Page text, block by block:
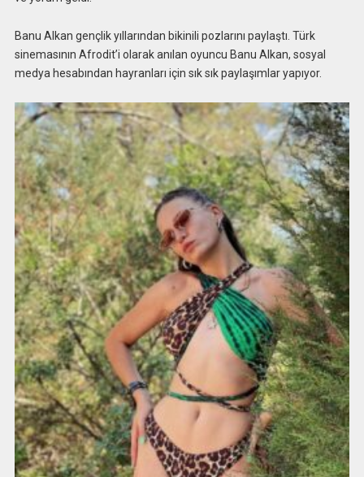
Banu Alkan gençlik yıllarından bikinili pozlarını paylaştı. Türk
sinemasının Afrodit’i olarak anılan oyuncu Banu Alkan, sosyal
medya hesabından hayranları için sık sık paylaşımlar yapıyor.